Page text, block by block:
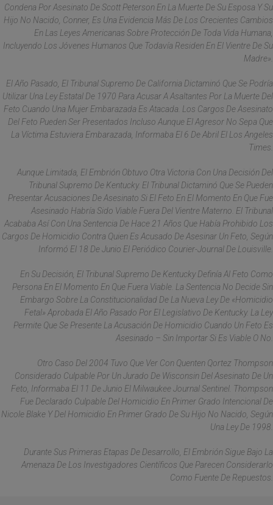
Condena Por Asesinato De Scott Peterson En La Muerte De Su Esposa Y Su
Hijo No Nacido, Conner, Es Una Evidencia Más De Los Crecientes Cambios
En Las Leyes Americanas Sobre Protección De Toda Vida Humana,
Incluyendo Los Jóvenes Humanos Que Todavía Residen En El Vientre De Su
Madre».
El Año Pasado, El Tribunal Supremo De California Dictaminó Que Se Podría
Utilizar Una Ley Estatal De 1970 Para Acusar A Asaltantes Por La Muerte Del
Feto Cuando Una Mujer Embarazada Es Atacada. Los Cargos De Asesinato
Del Feto Pueden Ser Presentados Incluso Aunque El Agresor No Sepa Que
La Víctima Estuviera Embarazada, Informaba El 6 De Abril El Los Angeles
Times.
Aunque Limitada, El Embrión Obtuvo Otra Victoria Con Una Decisión Del
Tribunal Supremo De Kentucky. El Tribunal Dictaminó Que Se Pueden
Presentar Acusaciones De Asesinato Si El Feto En El Momento En Que Fue
Asesinado Habría Sido Viable Fuera Del Vientre Materno. El Tribunal
Acababa Así Con Una Sentencia De Hace 21 Años Que Había Prohibido Los
Cargos De Homicidio Contra Quien Es Acusado De Asesinar Un Feto, Según
Informó El 18 De Junio El Periódico Courier-Journal De Louisville.
En Su Decisión, El Tribunal Supremo De Kentucky Definía Al Feto Como
Persona En El Momento En Que Fuera Viable. La Sentencia No Decide Sin
Embargo Sobre La Constitucionalidad De La Nueva Ley De «homicidio
Fetal» Aprobada El Año Pasado Por El Legislativo De Kentucky. La Ley
Permite Que Se Presente La Acusación De Homicidio Cuando Un Feto Es
Asesinado – Sin Importar Si Es Viable O No.
Otro Caso Del 2004 Tuvo Que Ver Con Quenten Qortez Thompson
Considerado Culpable Por Un Jurado De Wisconsin Del Asesinato De Un
Feto, Informaba El 11 De Junio El Milwaukee Journal Sentinel. Thompson
Fue Declarado Culpable Del Homicidio En Primer Grado Intencional De
Nicole Blake Y Del Homicidio En Primer Grado De Su Hijo No Nacido, Según
Una Ley De 1998.
Durante Sus Primeras Etapas De Desarrollo, El Embrión Sigue Bajo La
Amenaza De Los Investigadores Científicos Que Parecen Considerarlo
Como Fuente De Repuestos.